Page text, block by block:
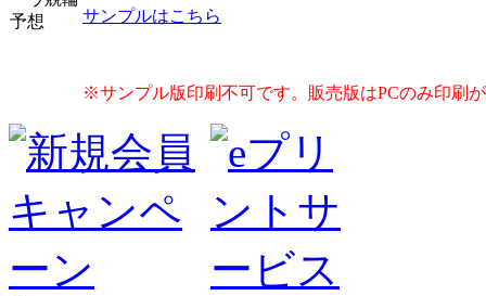
サンプルはこちら
※サンプル版印刷不可です。販売版はPCのみ印刷